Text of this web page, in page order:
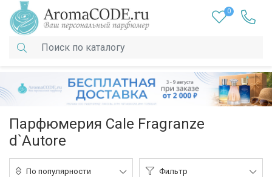
0
Парфюмерия Cale Fragranze
d`Autore
По популярности Фильтр